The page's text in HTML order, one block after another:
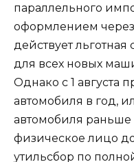
параллельного
оформлением
действует льготная
для всех новых
Однако с 1 августа
автомобиля в год,
автомобиля раньше
физическое лицо
утильсбор по